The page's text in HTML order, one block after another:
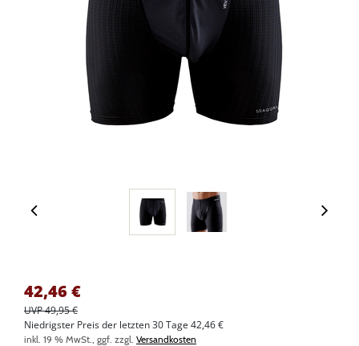
42,46 €
UVP 49,95 €
Niedrigster Preis der letzten 30 Tage 42,46 €
inkl. 19 % MwSt., ggf. zzgl. Versandkosten